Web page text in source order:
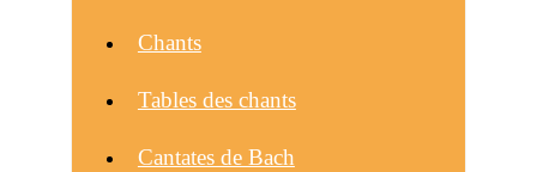
Chants
Tables des chants
Cantates de Bach